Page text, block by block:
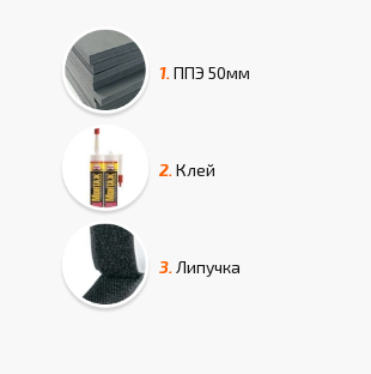
1. ППЭ 50мм
2. Клей
3. Липучка